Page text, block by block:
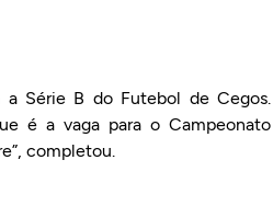
Série B do Futebol de Cegos.
é a vaga para o Campeonato
completou.